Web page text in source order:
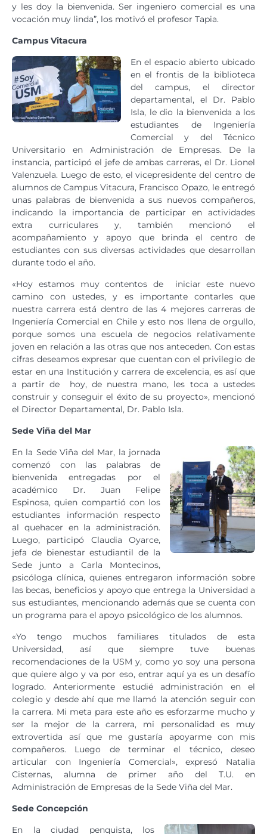
y les doy la bienvenida. Ser ingeniero comercial es una
vocación muy linda”, los motivó el profesor Tapia.
Campus Vitacura
En el espacio abierto ubicado
en el frontis de la biblioteca
del campus, el director
departamental, el Dr. Pablo
Isla, le dio la bienvenida a los
estudiantes de Ingeniería
Comercial y del Técnico
Universitario en Administración de Empresas. De la
instancia, participó el jefe de ambas carreras, el Dr. Lionel
Valenzuela. Luego de esto, el vicepresidente del centro de
alumnos de Campus Vitacura, Francisco Opazo, le entregó
unas palabras de bienvenida a sus nuevos compañeros,
indicando la importancia de participar en actividades
extra curriculares y, también mencionó el
acompañamiento y apoyo que brinda el centro de
estudiantes con sus diversas actividades que desarrollan
durante todo el año.
«Hoy estamos muy contentos de iniciar este nuevo
camino con ustedes, y es importante contarles que
nuestra carrera está dentro de las 4 mejores carreras de
Ingeniería Comercial en Chile y esto nos llena de orgullo,
porque somos una escuela de negocios relativamente
joven en relación a las otras que nos anteceden. Con estas
cifras deseamos expresar que cuentan con el privilegio de
estar en una Institución y carrera de excelencia, es así que
a partir de hoy, de nuestra mano, les toca a ustedes
construir y conseguir el éxito de su proyecto», mencionó
el Director Departamental, Dr. Pablo Isla.
Sede Viña del Mar
En la Sede Viña del Mar, la jornada
comenzó con las palabras de
bienvenida entregadas por el
académico Dr. Juan Felipe
Espinosa, quien compartió con los
estudiantes información respecto
al quehacer en la administración.
Luego, participó Claudia Oyarce,
jefa de bienestar estudiantil de la
Sede junto a Carla Montecinos,
psicóloga clínica, quienes entregaron información sobre
las becas, beneficios y apoyo que entrega la Universidad a
sus estudiantes, mencionando además que se cuenta con
un programa para el apoyo psicológico de los alumnos.
«Yo tengo muchos familiares titulados de esta
Universidad, así que siempre tuve buenas
recomendaciones de la USM y, como yo soy una persona
que quiere algo y va por eso, entrar aquí ya es un desafío
logrado. Anteriormente estudié administración en el
colegio y desde ahí que me llamó la atención seguir con
la carrera. Mi meta para este año es esforzarme mucho y
ser la mejor de la carrera, mi personalidad es muy
extrovertida así que me gustaría apoyarme con mis
compañeros. Luego de terminar el técnico, deseo
articular con Ingeniería Comercial», expresó Natalia
Cisternas, alumna de primer año del T.U. en
Administración de Empresas de la Sede Viña del Mar.
Sede Concepción
En la ciudad penquista, los